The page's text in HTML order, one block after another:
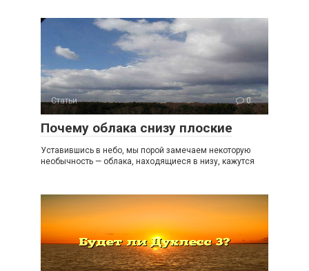
Статьи 0
Почему облака снизу плоские
Уставившись в небо, мы порой замечаем некоторую
необычность — облака, находящиеся в низу, кажутся